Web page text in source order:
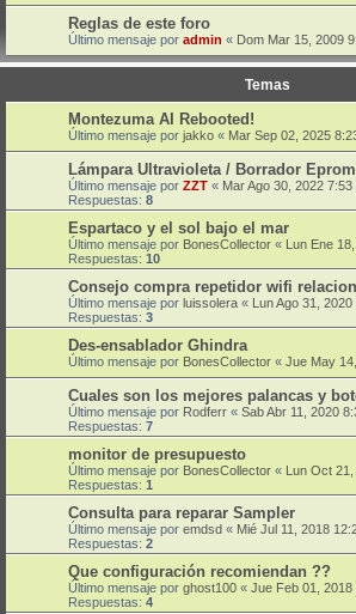
Reglas de este foro
Último mensaje por admin « Dom Mar 15, 2009
Temas
Montezuma AI Rebooted!
Último mensaje por jakko « Mar Sep 02, 2025
Lámpara Ultravioleta / Borrador Eprom
Último mensaje por ZZT « Mar Ago 30, 2022 7:53
Respuestas: 8
Espartaco y el sol bajo el mar
Último mensaje por BonesCollector « Lun Ene
Respuestas: 10
Consejo compra repetidor wifi
Último mensaje por luissolera « Lun Ago 31,
Respuestas: 3
Des-ensablador Ghindra
Último mensaje por BonesCollector « Jue May
Cuales son los mejores palancas y
Último mensaje por Rodferr « Sab Abr 11, 2020
Respuestas: 7
monitor de presupuesto
Último mensaje por BonesCollector « Lun Oct
Respuestas: 1
Consulta para reparar Sampler
Último mensaje por emdsd « Mié Jul 11, 2018
Respuestas: 2
Que configuración recomiendan ??
Último mensaje por ghost100 « Jue Feb 01, 2018
Respuestas: 4